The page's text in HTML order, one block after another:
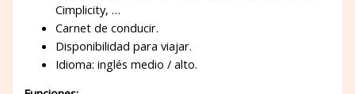
Cimplicity, …
Carnet de conducir.
Disponibilidad para viajar.
Idioma: inglés medio / alto.